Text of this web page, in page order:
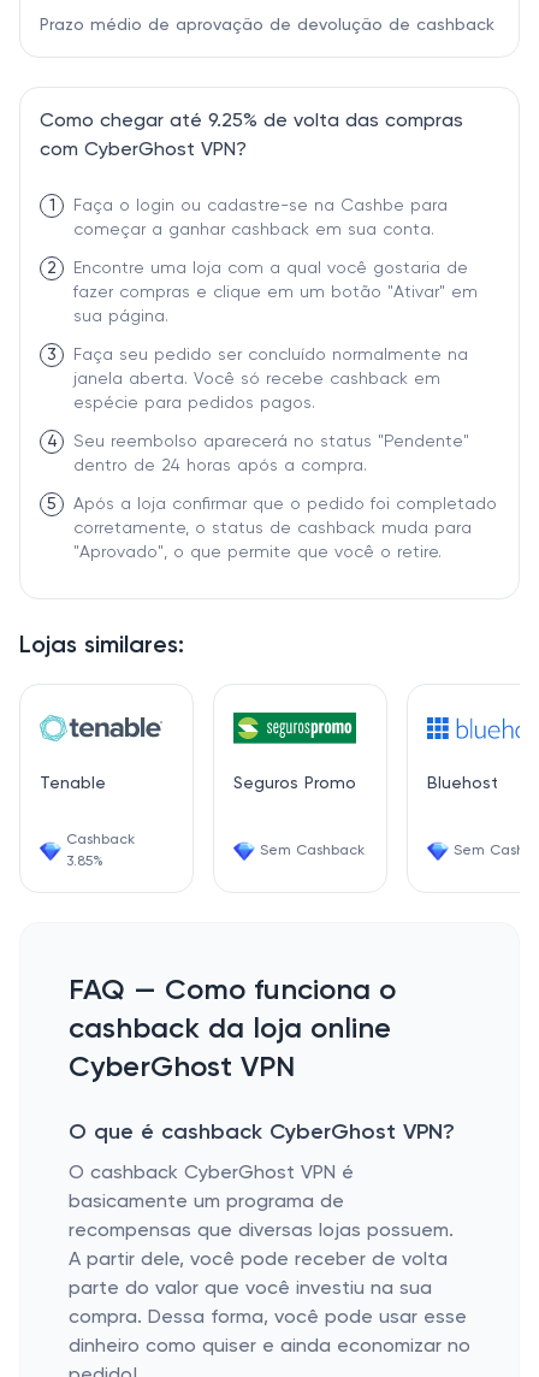
Lojas similares:
Tenable
Cashback
3.85%
Seguros Promo
Sem Cashback
Bluehost
Sem
Prazo médio de aprovação de devolução de cashback
Como chegar até 9.25% de volta das compras
com CyberGhost VPN?
1
Faça o login ou cadastre-se na Cashbe para
começar a ganhar cashback em sua conta.
2
Encontre uma loja com a qual você gostaria de
fazer compras e clique em um botão "Ativar" em
sua página.
3
Faça seu pedido ser concluído normalmente na
janela aberta. Você só recebe cashback em
espécie para pedidos pagos.
4
Seu reembolso aparecerá no status "Pendente"
dentro de 24 horas após a compra.
5
Após a loja confirmar que o pedido foi completado
corretamente, o status de cashback muda para
"Aprovado", o que permite que você o retire.
FAQ — Como funciona o
cashback da loja online
CyberGhost VPN
O que é cashback CyberGhost VPN?
O cashback CyberGhost VPN é
basicamente um programa de
recompensas que diversas lojas possuem.
A partir dele, você pode receber de volta
parte do valor que você investiu na sua
compra. Dessa forma, você pode usar esse
dinheiro como quiser e ainda economizar no